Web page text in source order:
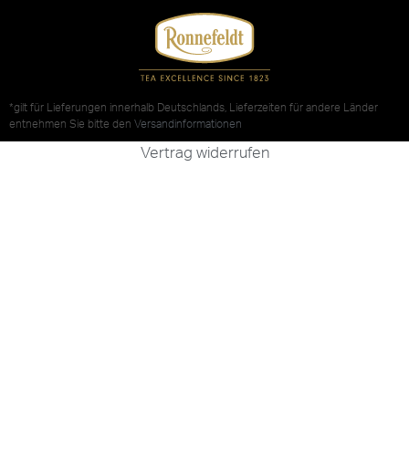
*gilt für Lieferungen innerhalb Deutschlands, Lieferzeiten für andere Länder
entnehmen Sie bitte den Versandinformationen
Vertrag widerrufen